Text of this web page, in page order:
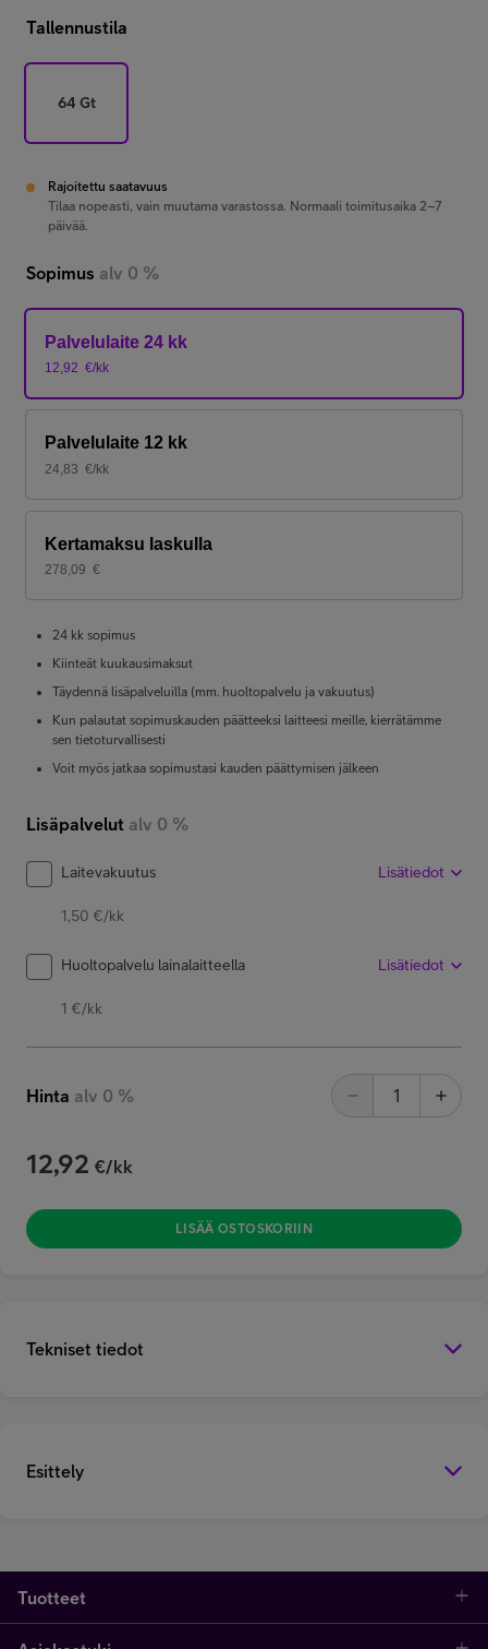
Tallennustila
64 Gt
Rajoitettu saatavuus
Tilaa nopeasti, vain muutama varastossa. Normaali toimitusaika 2–7
päivää.
Sopimus alv 0 %
Palvelulaite 24 kk
12,92 €/kk
Palvelulaite 12 kk
24,83 €/kk
Kertamaksu laskulla
278,09 €
24 kk sopimus
Kiinteät kuukausimaksut
Täydennä lisäpalveluilla (mm. huoltopalvelu ja vakuutus)
Kun palautat sopimuskauden päätteeksi laitteesi meille, kierrätämme
sen tietoturvallisesti
Voit myös jatkaa sopimustasi kauden päättymisen jälkeen
Lisäpalvelut alv 0 %
Laitevakuutus Lisätiedot
1,50 €/kk
Huoltopalvelu lainalaitteella Lisätiedot
1 €/kk
Hinta alv 0 %
12,92 €/kk
LISÄÄ OSTOSKORIIN
Tekniset tiedot
Esittely
Tuotteet